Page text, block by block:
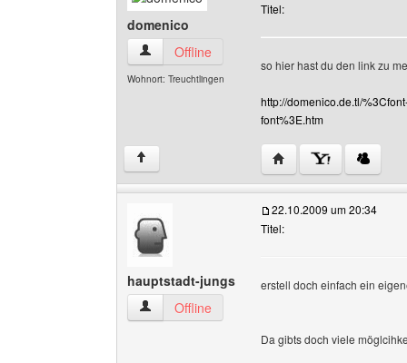
domenico
domenico Benutzer-Profile anzeigen
Offline
Wohnort: Treuchtlingen
Titel:
so hier hast du den link zu
http://domenico.de.tl/
font%3E.htm
↑ Website dieses
hauptstadt-jungs
hauptstadt-jungs Benutzer-Profile anzeigen
Offline
22.10.2009 um 20:34
Titel:
erstell doch einfach ein
Da gibts doch viele